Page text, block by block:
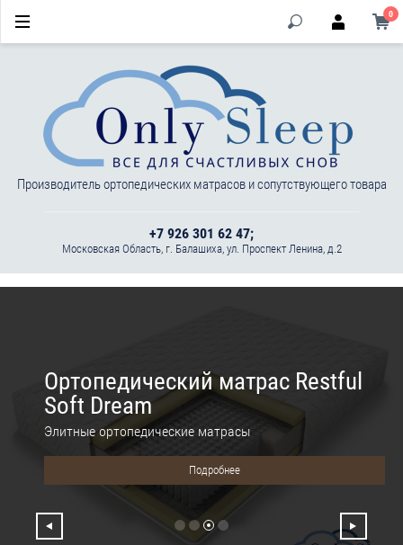
0
Производитель ортопедических матрасов и сопутствующего товара
+7 926 301 62 47;
Московская Область, г. Балашиха, ул. Проспект Ленина, д.2
Ортопедический матрас Restful
Soft Dream
Элитные ортопедические матрасы
Подробнее